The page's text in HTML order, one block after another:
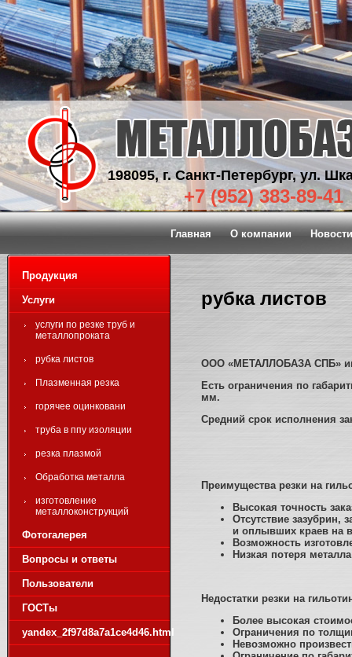
198095, г. Санкт-Петербург, ул.
+7 (952) 383-89-41
Главная О компании Новости
Продукция
Услуги
услуги по резке труб и
металлопроката
рубка листов
Плазменная резка
горячее оцинковани
труба в ппу изоляции
резка плазмой
Обработка металла
изготовление
металлоконструкций
Фотогалерея
Вопросы и ответы
Пользователи
ГОСТы
yandex_2f97d8a7a1ce4d46.html
рубка листов
ООО «МЕТАЛЛОБАЗА СПБ»
Есть ограничения по
мм.
Средний срок исполнения
Преимущества резки на
Высокая точность
Отсутствие зазубрин,
и оплывших краев на
Возможность
Низкая потеря
Недостатки резки на
Более высокая
Ограничения по
Невозможно